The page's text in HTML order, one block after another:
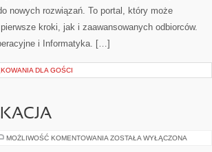
nowych rozwiązań. To portal, który może
kroki, jak i zaawansowanych odbiorców.
i Informatyka. […]
DLA GOŚCI
MOŻLIWOŚĆ KOMENTOWANIA HARCERSTWO
ZOSTAŁA WYŁĄCZONA